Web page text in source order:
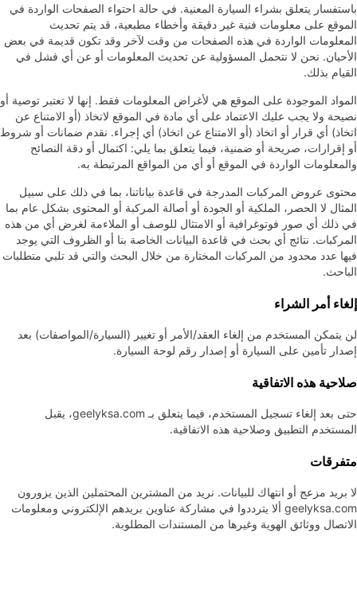
باستفسار يتعلق بشراء السيارة المعنية. في حالة احتواء الصفحات الواردة في
الموقع على معلومات فنية غير دقيقة وأخطاء مطبعية، قد يتم تحديث
المعلومات الواردة في هذه الصفحات من وقت لآخر وقد تكون قديمة في بعض
الأحيان. نحن لا نتحمل المسؤولية عن تحديث المعلومات أو عن أي فشل في
القيام بذلك.
المواد الموجودة على الموقع هي لأغراض المعلومات فقط. إنها لا تعتبر توصية أو
نصيحة ولا يجب عليك الاعتماد على أي مادة في الموقع لاتخاذ (أو الامتناع عن
اتخاذ) أي قرار أو اتخاذ (أو الامتناع عن اتخاذ) أي إجراء. نقدم ضمانات أو شروط
أو إقرارات، صريحة أو ضمنية، فيما يتعلق بما يلي: اكتمال أو دقة النصائح
والمعلومات الواردة في الموقع أو أي من المواقع المرتبطة به.
محتوى عروض المركبات المدرجة في قاعدة بياناتنا، بما في ذلك على سبيل
المثال لا الحصر، الملكية أو الجودة أو أصالة المركبة أو المحتوى بشكل عام بما
في ذلك أي صور فوتوغرافية أو الامتثال للوصف أو الملاءمة لغرض أي من هذه
المركبات. نتائج أي بحث في قاعدة البيانات الخاصة بنا أو الظروف التي يوجد
فيها عدد محدود من المركبات المختارة من خلال البحث والتي قد تلبي متطلبات
الباحث.
إلغاء أمر الشراء
لن يتمكن المستخدم من إلغاء العقد/الأمر أو تغيير (السيارة/المواصفات) بعد
إصدار تأمين على السيارة أو إصدار رقم لوحة السيارة.
صلاحية هذه الاتفاقية
حتى بعد إلغاء تسجيل المستخدم، فيما يتعلق بـ geelyksa.com، يقبل
المستخدم التطبيق وصلاحية هذه الاتفاقية.
متفرقات
لا بريد مزعج أو انتهاك للبيانات. نريد من المشترين المحتملين الذين يزورون
geelyksa.com ألا يترددوا في مشاركة عناوين بريدهم الإلكتروني ومعلومات
الاتصال ووثائق الهوية وغيرها من المستندات المطلوبة.